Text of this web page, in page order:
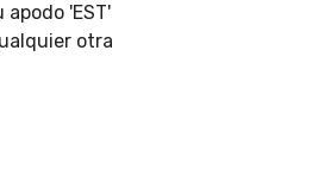
apodo 'EST'
otra